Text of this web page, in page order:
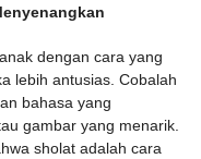
dengan cara yang
lebih antusias. Cobalah
bahasa yang
gambar yang menarik.
sholat adalah cara